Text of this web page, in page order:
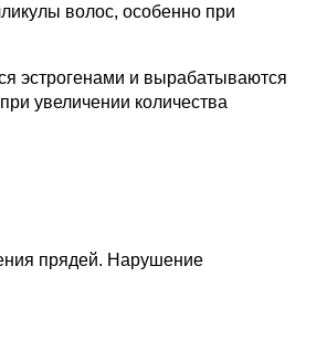
волос, особенно при
эстрогенами и вырабатываются
увеличении количества
прядей. Нарушение